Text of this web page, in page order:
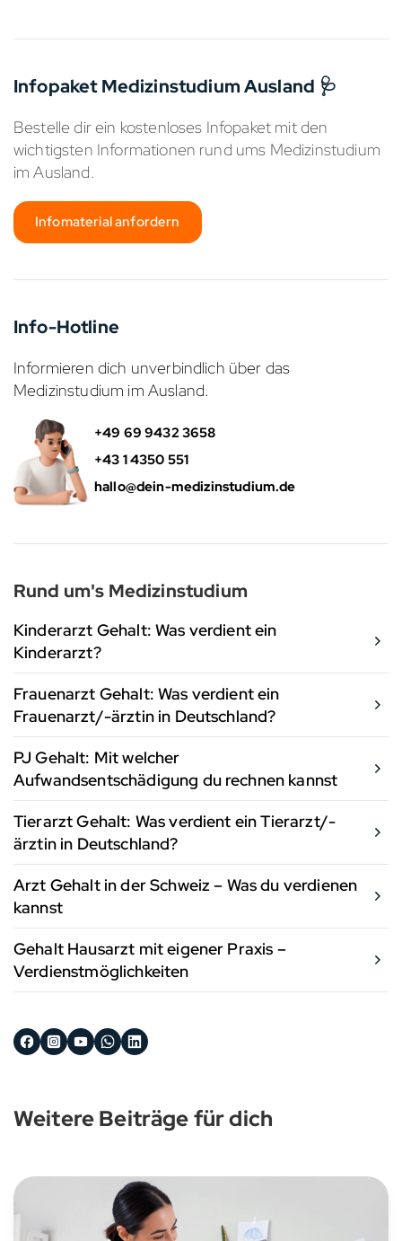
Infopaket Medizinstudium Ausland 🩺
Bestelle dir ein kostenloses Infopaket mit den
wichtigsten Informationen rund ums Medizinstudium
im Ausland.
Infomaterial anfordern
Info-Hotline
Informieren dich unverbindlich über das
Medizinstudium im Ausland.
+49 69 9432 3658
+43 1 4350 551
hallo@dein-medizinstudium.de
Rund um's Medizinstudium
Kinderarzt Gehalt: Was verdient ein
Kinderarzt?
Frauenarzt Gehalt: Was verdient ein
Frauenarzt/-ärztin in Deutschland?
PJ Gehalt: Mit welcher
Aufwandsentschädigung du rechnen kannst
Tierarzt Gehalt: Was verdient ein Tierarzt/-
ärztin in Deutschland?
Arzt Gehalt in der Schweiz – Was du verdienen
kannst
Gehalt Hausarzt mit eigener Praxis –
Verdienstmöglichkeiten
Weitere Beiträge für dich